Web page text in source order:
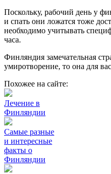
Поскольку, рабочий день у
и спать они ложатся тоже
необходимо учитывать
часа.
Финляндия замечательная
умиротворение, то она для
Похожее на сайте:
Лечение в
Финляндии
Самые разные
и интересные
факты о
Финляндии